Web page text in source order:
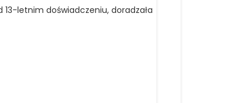
letnim doświadczeniu, doradzała